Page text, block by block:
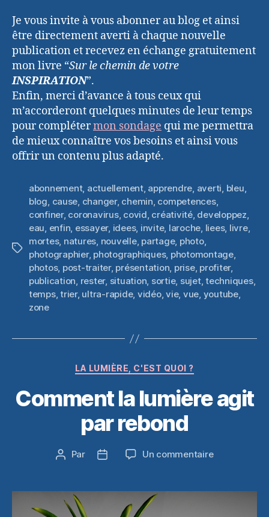
Je vous invite à vous abonner au blog et ainsi
être directement averti à chaque nouvelle
publication et recevez en échange gratuitement
mon livre “Sur le chemin de votre
INSPIRATION”.
Enfin, merci d’avance à tous ceux qui
m’accorderont quelques minutes de leur temps
pour complétermon sondage qui me permettra
de mieux connaître vos besoins et ainsi vous
offrir un contenu plus adapté.
Étiquettes
abonnement, actuellement, apprendre, averti, bleu,
blog, cause, changer, chemin, competences,
confiner, coronavirus, covid, créativité, developpez,
eau, enfin, essayer, idees, invite, laroche, liees, livre,
mortes, natures, nouvelle, partage, photo,
photographier, photographiques, photomontage,
photos, post-traiter, présentation, prise, profiter,
publication, rester, situation, sortie, sujet,techniques,
temps,trier, ultra-rapide, vidéo,vie, vue, youtube,
zone
Catégories
LA LUMIÈRE, C'EST QUOI ?
Comment la lumière agit
par rebond
Auteur
Par
Date
Un commentairesur
lumière